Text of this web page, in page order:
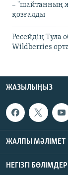
– "шайтанның
қозғалды
Ресейдің Тула
Wildberries
ЖАЗЫЛЫҢЫЗ
ЖАЛПЫ МӘЛІМЕТ
НЕГІЗГІ БӨЛІМДЕР